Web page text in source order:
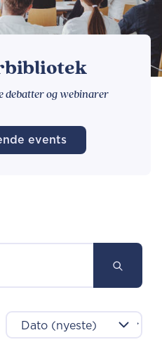
debatter og webinarer
events